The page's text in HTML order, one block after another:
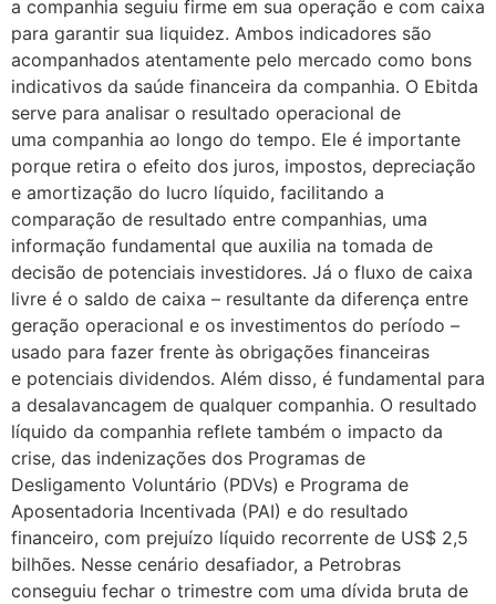
a companhia seguiu firme em sua operação e com caixa
para garantir sua liquidez. Ambos indicadores são
acompanhados atentamente pelo mercado como bons
indicativos da saúde financeira da companhia. O Ebitda
serve para analisar o resultado operacional de
uma companhia ao longo do tempo. Ele é importante
porque retira o efeito dos juros, impostos, depreciação
e amortização do lucro líquido, facilitando a
comparação de resultado entre companhias, uma
informação fundamental que auxilia na tomada de
decisão de potenciais investidores. Já o fluxo de caixa
livre é o saldo de caixa – resultante da diferença entre
geração operacional e os investimentos do período –
usado para fazer frente às obrigações financeiras
e potenciais dividendos. Além disso, é fundamental para
a desalavancagem de qualquer companhia. O resultado
líquido da companhia reflete também o impacto da
crise, das indenizações dos Programas de
Desligamento Voluntário (PDVs) e Programa de
Aposentadoria Incentivada (PAI) e do resultado
financeiro, com prejuízo líquido recorrente de US$ 2,5
bilhões. Nesse cenário desafiador, a Petrobras
conseguiu fechar o trimestre com uma dívida bruta de